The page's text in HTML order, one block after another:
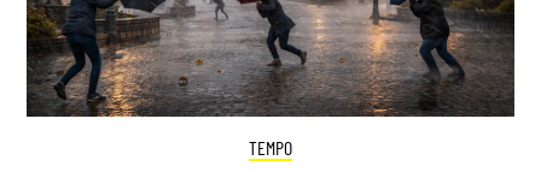
TEMPO